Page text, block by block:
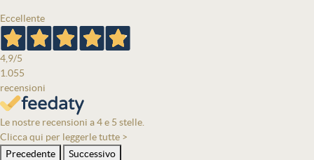
Eccellente
4,9/5
1.055
recensioni
Le nostre recensioni a 4 e 5 stelle.
Clicca qui per leggerle tutte >
Precedente
Successivo